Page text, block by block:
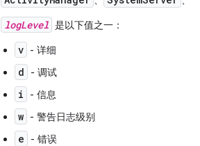
logLevel 是以下值之一：
v - 详细
d - 调试
i - 信息
w - 警告日志级别
e - 错误